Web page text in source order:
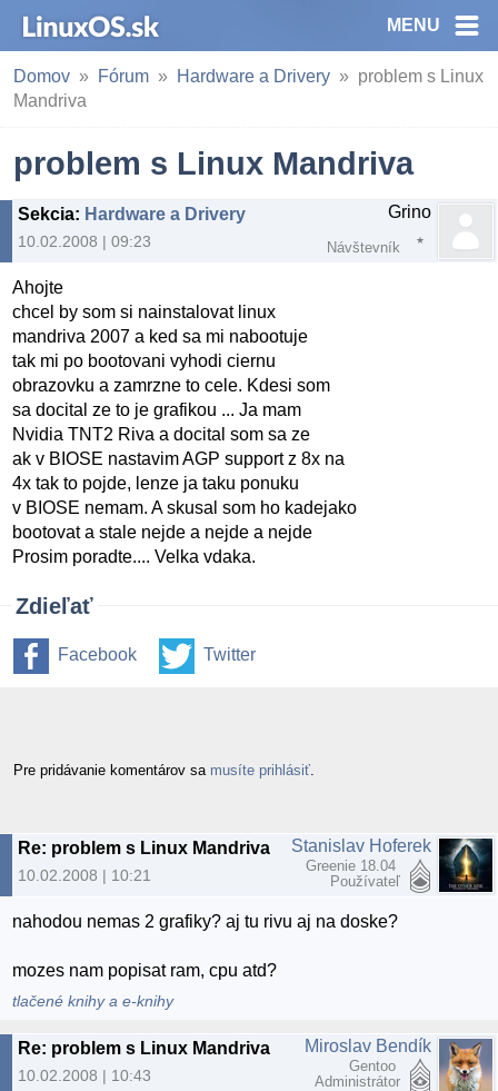
MENU
Domov Fórum Hardware a Drivery
problem s Linux
Mandriva
problem s Linux Mandriva
Sekcia: Hardware a Drivery
10.02.2008 | 09:23
Grino
Návštevník
Ahojte
chcel by som si nainstalovat linux
mandriva 2007 a ked sa mi nabootuje
tak mi po bootovani vyhodi ciernu
obrazovku a zamrzne to cele. Kdesi som
sa docital ze to je grafikou ... Ja mam
Nvidia TNT2 Riva a docital som sa ze
ak v BIOSE nastavim AGP support z 8x na
4x tak to pojde, lenze ja taku ponuku
v BIOSE nemam. A skusal som ho kadejako
bootovat a stale nejde a nejde a nejde
Prosim poradte.... Velka vdaka.
Zdieľať
Facebook Twitter
Pre pridávanie komentárov sa musíte prihlásiť
Re: problem s Linux Mandriva
10.02.2008 | 10:21
Stanislav Hoferek
Greenie 18.04
Používateľ
nahodou nemas 2 grafiky? aj tu rivu aj na doske?
mozes nam popisat ram, cpu atd?
tlačené knihy a e-knihy
Re: problem s Linux Mandriva
10.02.2008 | 10:43
Miroslav Bendík
Gentoo
Administrátor